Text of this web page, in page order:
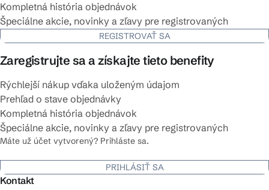
Kompletná história objednávok
Špeciálne akcie, novinky a zľavy pre registrovaných
REGISTROVAŤ SA
Zaregistrujte sa a získajte tieto benefity
Rýchlejší nákup vďaka uloženým údajom
Prehľad o stave objednávky
Kompletná história objednávok
Špeciálne akcie, novinky a zľavy pre registrovaných
Máte už účet vytvorený? Prihláste sa.
PRIHLÁSIŤ SA
Kontakt